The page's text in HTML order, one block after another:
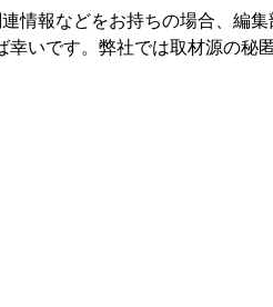
情報などをお持ちの場合、編
幸いです。弊社では取材源の秘